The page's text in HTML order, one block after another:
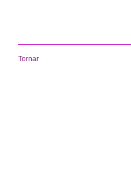
Tornar